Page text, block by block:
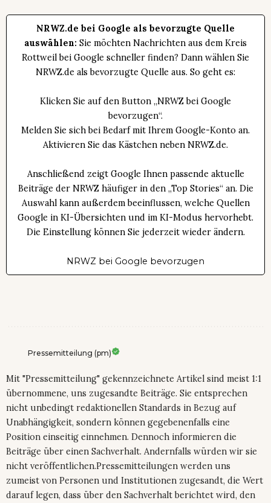
NRWZ.de bei Google als bevorzugte Quelle
auswählen: Sie möchten Nachrichten aus dem Kreis
Rottweil bei Google schneller finden? Dann wählen Sie
NRWZ.de als bevorzugte Quelle aus. So geht es:
Klicken Sie auf den Button „NRWZ bei Google
bevorzugen“.
Melden Sie sich bei Bedarf mit Ihrem Google-Konto an.
Aktivieren Sie das Kästchen neben NRWZ.de.
Anschließend zeigt Google Ihnen passende aktuelle
Beiträge der NRWZ häufiger in den „Top Stories“ an. Die
Auswahl kann außerdem beeinflussen, welche Quellen
Google in KI-Übersichten und im KI-Modus hervorhebt.
Die Einstellung können Sie jederzeit wieder ändern.
NRWZ bei Google bevorzugen
Pressemitteilung (pm)
Mit "Pressemitteilung" gekennzeichnete Artikel sind meist 1:1
übernommene, uns zugesandte Beiträge. Sie entsprechen
nicht unbedingt redaktionellen Standards in Bezug auf
Unabhängigkeit, sondern können gegebenenfalls eine
Position einseitig einnehmen. Dennoch informieren die
Beiträge über einen Sachverhalt. Andernfalls würden wir sie
nicht veröffentlichen.Pressemitteilungen werden uns
zumeist von Personen und Institutionen zugesandt, die Wert
darauf legen, dass über den Sachverhalt berichtet wird, den